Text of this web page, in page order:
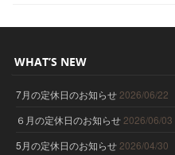
WHAT’S NEW
7月の定休日のお知らせ 2026/06/22
６月の定休日のお知らせ 2026/06/03
5月の定休日のお知らせ 2026/04/30